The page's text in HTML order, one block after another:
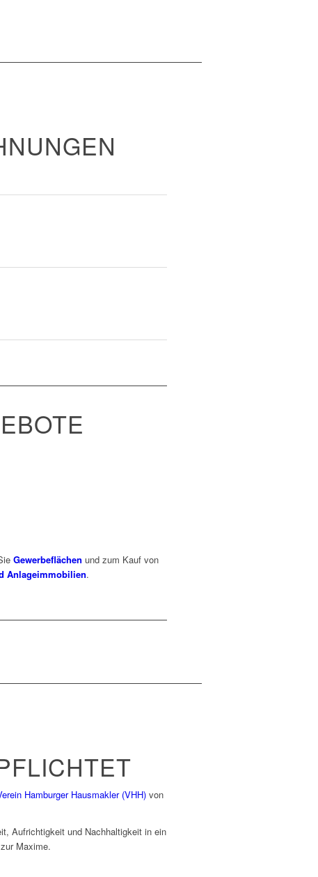
Gewerbeflächen und zum Kauf von
Anlageimmobilien.
Hamburger Hausmakler (VHH) von
Aufrichtigkeit und Nachhaltigkeit in ein
Maxime.